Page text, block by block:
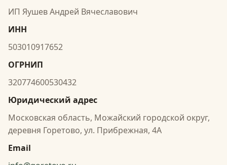
ИП Яушев Андрей Вячеславович
ИНН
503010917652
ОГРНИП
320774600530432
Юридический адрес
Московская область, Можайский городской округ,
деревня Горетово, ул. Прибрежная, 4А
Email